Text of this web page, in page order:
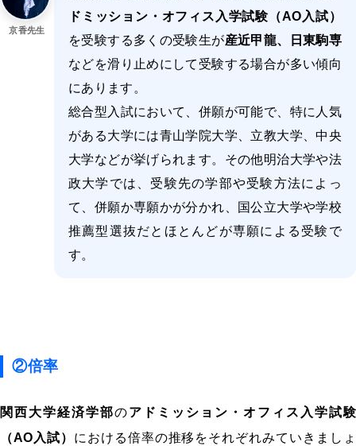
京香先生
ドミッション・オフィス入学試験（AO入試）
を受験する多くの受験生が産近甲龍、日東駒専
などを滑り止めにして受験する場合が多い傾向
にあります。
総合型入試において、併願が可能で、特に人気
がある大学には青山学院大学、立教大学、中央
大学などが挙げられます。その他明治大学や法
政大学では、受験先の学部や受験方法によっ
て、併願か専願かが分かれ、国公立大学や学校
推薦型選抜だとほとんどが専願による受験で
す。
②倍率
関西大学経済学部のアドミッション・オフィス入学試験
（AO入試） における倍率の推移をそれぞれみていきましょ